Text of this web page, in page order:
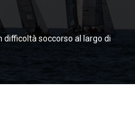
difficoltà soccorso al largo di